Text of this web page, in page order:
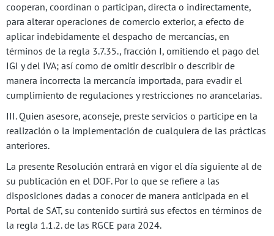
cooperan, coordinan o participan, directa o indirectamente,
para alterar operaciones de comercio exterior, a efecto de
aplicar indebidamente el despacho de mercancías, en
términos de la regla 3.7.35., fracción I, omitiendo el pago del
IGI y del IVA; así como de omitir describir o describir de
manera incorrecta la mercancía importada, para evadir el
cumplimiento de regulaciones y restricciones no arancelarias.
III. Quien asesore, aconseje, preste servicios o participe en la
realización o la implementación de cualquiera de las prácticas
anteriores.
La presente Resolución entrará en vigor el día siguiente al de
su publicación en el DOF. Por lo que se refiere a las
disposiciones dadas a conocer de manera anticipada en el
Portal de SAT, su contenido surtirá sus efectos en términos de
la regla 1.1.2. de las RGCE para 2024.